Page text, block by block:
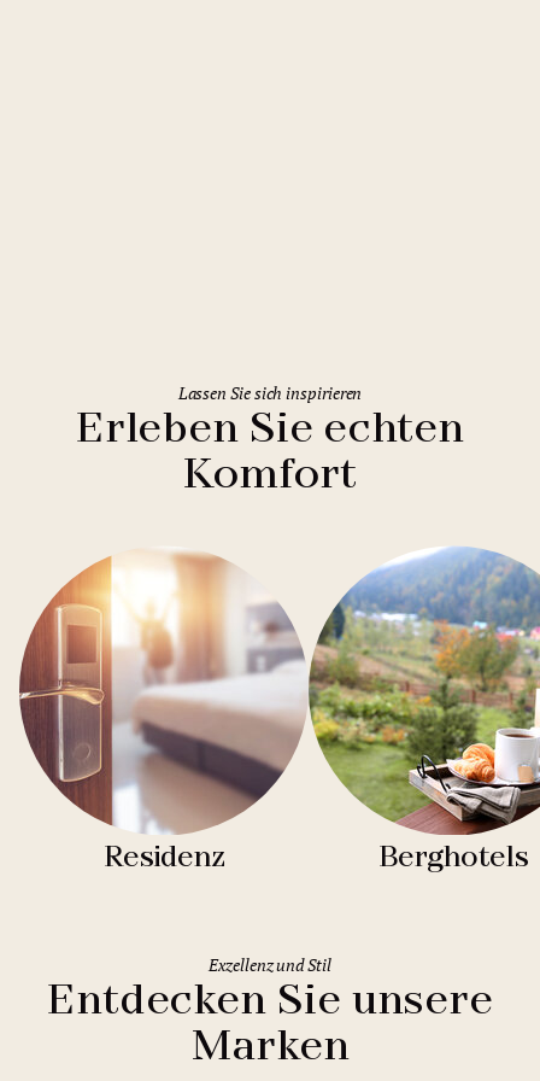
Erleben Sie echten
Komfort
Lassen Sie sich inspirieren
Residenz Berghotels
Entdecken Sie unsere
Marken
Exzellenz und Stil